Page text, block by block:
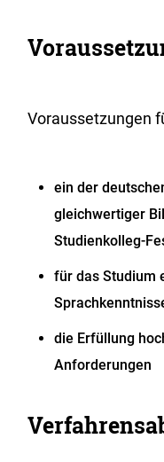
Voraussetzungen
ein der
gleichwertiger
Studienkolleg-
für das Studium
die Erfüllung
Anforderungen